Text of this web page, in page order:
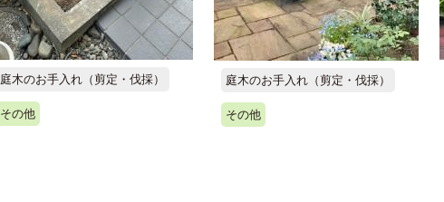
庭木のお手入れ（剪定・伐採）
その他
庭木のお手入れ（剪定・伐採）
その他